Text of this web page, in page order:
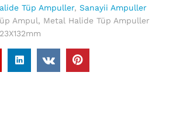
Tüp Ampuller, Sanayii Ampuller
Ampul, Metal Halide Tüp Ampuller